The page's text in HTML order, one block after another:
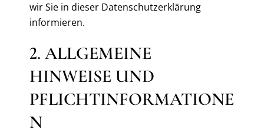
wir Sie in dieser Datenschutzerklärung
informieren.
2. ALLGEMEINE
HINWEISE UND
PFLICHTINFORMATIONE
N